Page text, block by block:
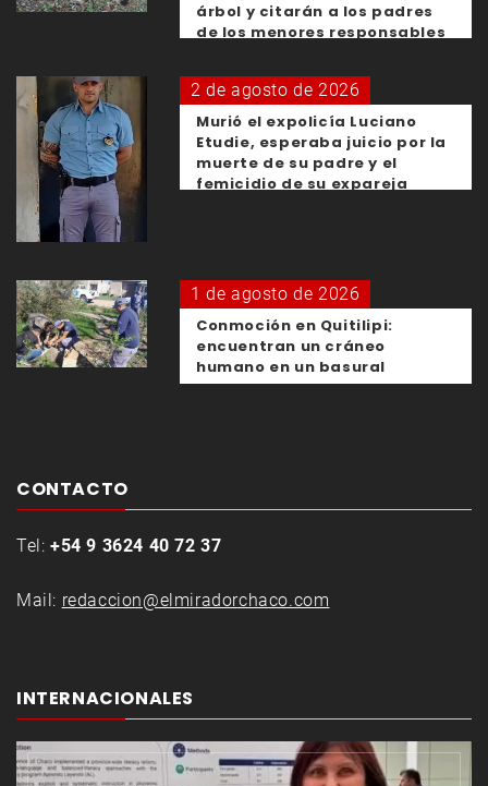
árbol y citarán a los padres
de los menores responsables
2 de agosto de 2026
Murió el expolicía Luciano
Etudie, esperaba juicio por la
muerte de su padre y el
femicidio de su expareja
1 de agosto de 2026
Conmoción en Quitilipi:
encuentran un cráneo
humano en un basural
CONTACTO
Tel: +54 9 3624 40 72 37
Mail: redaccion@elmiradorchaco.com
INTERNACIONALES